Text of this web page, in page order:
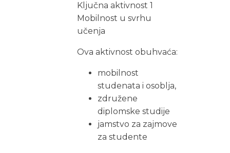
Ključna aktivnost 1
Mobilnost u svrhu
učenja
Ova aktivnost obuhvaća:
mobilnost
studenata i osoblja,
združene
diplomske studije
jamstvo za zajmove
za studente